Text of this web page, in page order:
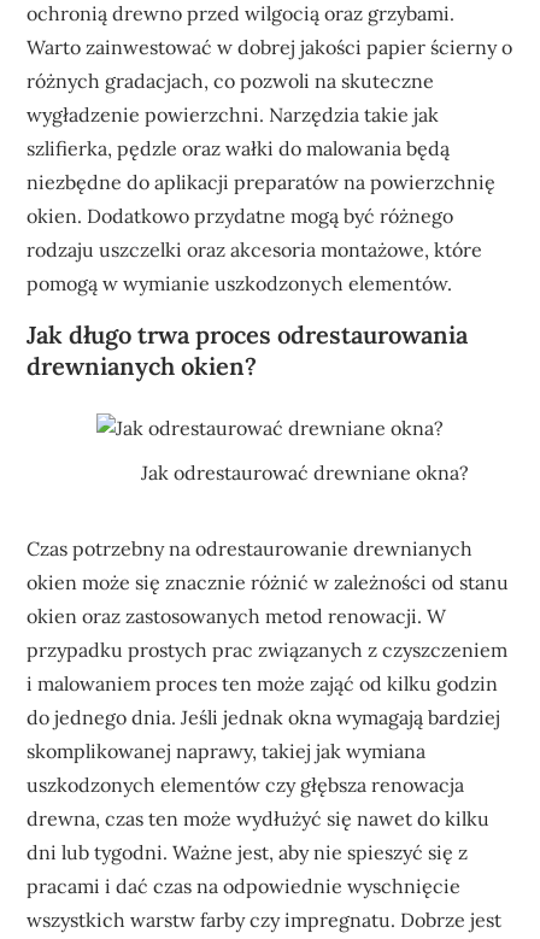
ochronią drewno przed wilgocią oraz grzybami.
Warto zainwestować w dobrej jakości papier ścierny o
różnych gradacjach, co pozwoli na skuteczne
wygładzenie powierzchni. Narzędzia takie jak
szlifierka, pędzle oraz wałki do malowania będą
niezbędne do aplikacji preparatów na powierzchnię
okien. Dodatkowo przydatne mogą być różnego
rodzaju uszczelki oraz akcesoria montażowe, które
pomogą w wymianie uszkodzonych elementów.
Jak długo trwa proces odrestaurowania
drewnianych okien?
Jak odrestaurować drewniane okna?
Czas potrzebny na odrestaurowanie drewnianych
okien może się znacznie różnić w zależności od stanu
okien oraz zastosowanych metod renowacji. W
przypadku prostych prac związanych z czyszczeniem
i malowaniem proces ten może zająć od kilku godzin
do jednego dnia. Jeśli jednak okna wymagają bardziej
skomplikowanej naprawy, takiej jak wymiana
uszkodzonych elementów czy głębsza renowacja
drewna, czas ten może wydłużyć się nawet do kilku
dni lub tygodni. Ważne jest, aby nie spieszyć się z
pracami i dać czas na odpowiednie wyschnięcie
wszystkich warstw farby czy impregnatu. Dobrze jest